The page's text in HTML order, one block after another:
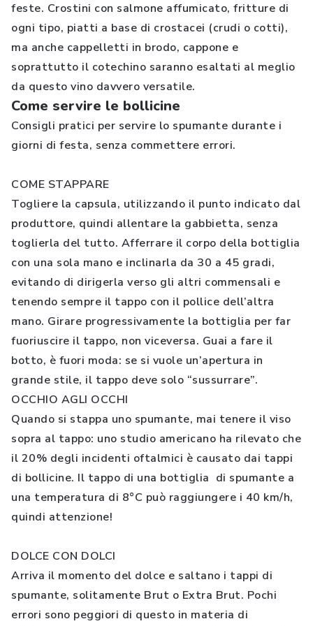
feste. Crostini con salmone affumicato, fritture di
ogni tipo, piatti a base di crostacei (crudi o cotti),
ma anche cappelletti in brodo, cappone e
soprattutto il cotechino saranno esaltati al meglio
da questo vino davvero versatile.
Come servire le bollicine
Consigli pratici per servire lo spumante durante i
giorni di festa, senza commettere errori.
COME STAPPARE
Togliere la capsula, utilizzando il punto indicato dal
produttore, quindi allentare la gabbietta, senza
toglierla del tutto. Afferrare il corpo della bottiglia
con una sola mano e inclinarla da 30 a 45 gradi,
evitando di dirigerla verso gli altri commensali e
tenendo sempre il tappo con il pollice dell’altra
mano. Girare progressivamente la bottiglia per far
fuoriuscire il tappo, non viceversa. Guai a fare il
botto, è fuori moda: se si vuole un’apertura in
grande stile, il tappo deve solo “sussurrare”.
OCCHIO AGLI OCCHI
Quando si stappa uno spumante, mai tenere il viso
sopra al tappo: uno studio americano ha rilevato che
il 20% degli incidenti oftalmici è causato dai tappi
di bollicine. Il tappo di una bottiglia di spumante a
una temperatura di 8°C può raggiungere i 40 km/h,
quindi attenzione!
DOLCE CON DOLCI
Arriva il momento del dolce e saltano i tappi di
spumante, solitamente Brut o Extra Brut. Pochi
errori sono peggiori di questo in materia di